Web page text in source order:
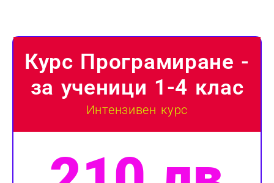
Курс Програмиране -
за ученици 1-4 клас
Интензивен курс